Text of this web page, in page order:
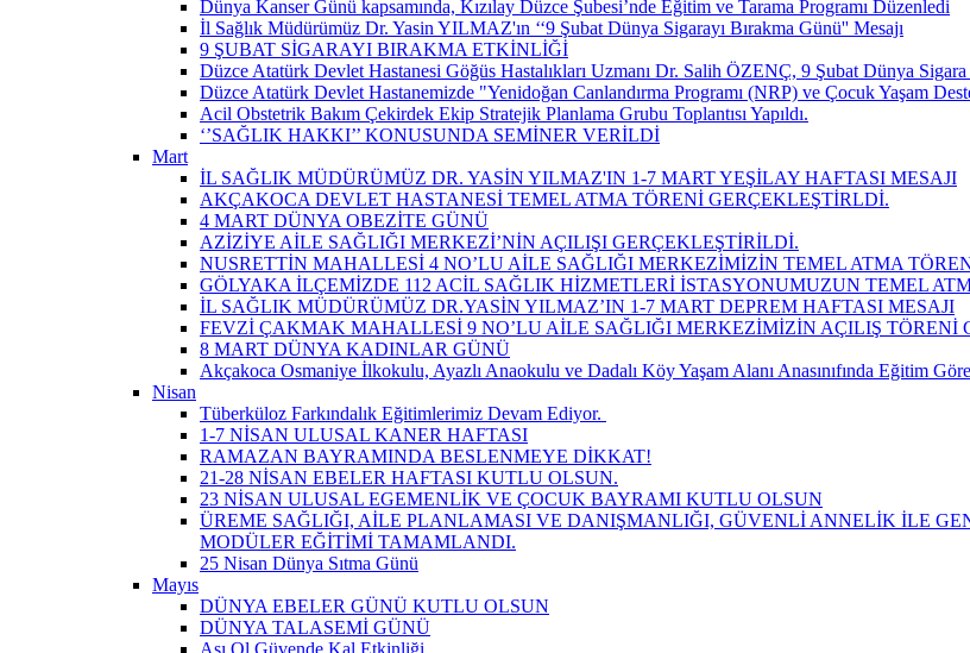
Dünya Kanser Günü kapsamında, Kızılay Düzce Şubesi’nde Eğitim ve Tarama Programı Düzenledi
İl Sağlık Müdürümüz Dr. Yasin YILMAZ'ın ‘‘9 Şubat Dünya Sigarayı Bırakma Günü'' Mesajı
9 ŞUBAT SİGARAYI BIRAKMA ETKİNLİĞİ
Düzce Atatürk Devlet Hastanesi Göğüs Hastalıkları Uzmanı Dr. Salih ÖZENÇ, 9 Şubat Dünya
Düzce Atatürk Devlet Hastanemizde "Yenidoğan Canlandırma Programı (NRP) ve Çocuk Yaşam
Acil Obstetrik Bakım Çekirdek Ekip Stratejik Planlama Grubu Toplantısı Yapıldı.
‘’SAĞLIK HAKKI’’ KONUSUNDA SEMİNER VERİLDİ
Mart
İL SAĞLIK MÜDÜRÜMÜZ DR. YASİN YILMAZ'IN 1-7 MART YEŞİLAY HAFTASI MESAJI
AKÇAKOCA DEVLET HASTANESİ TEMEL ATMA TÖRENİ GERÇEKLEŞTİRLDİ.
4 MART DÜNYA OBEZİTE GÜNÜ
AZİZİYE AİLE SAĞLIĞI MERKEZİ’NİN AÇILIŞI GERÇEKLEŞTİRİLDİ.
NUSRETTİN MAHALLESİ 4 NO’LU AİLE SAĞLIĞI MERKEZİMİZİN TEMEL ATMA
GÖLYAKA İLÇEMİZDE 112 ACİL SAĞLIK HİZMETLERİ İSTASYONUMUZUN TEMEL
İL SAĞLIK MÜDÜRÜMÜZ DR.YASİN YILMAZ’IN 1-7 MART DEPREM HAFTASI MESAJI
FEVZİ ÇAKMAK MAHALLESİ 9 NO’LU AİLE SAĞLIĞI MERKEZİMİZİN AÇILIŞ TÖRENİ
8 MART DÜNYA KADINLAR GÜNÜ
Akçakoca Osmaniye İlkokulu, Ayazlı Anaokulu ve Dadalı Köy Yaşam Alanı Anasınıfında Eğitim
Nisan
Tüberküloz Farkındalık Eğitimlerimiz Devam Ediyor. ​
1-7 NİSAN ULUSAL KANER HAFTASI
RAMAZAN BAYRAMINDA BESLENMEYE DİKKAT!
21-28 NİSAN EBELER HAFTASI KUTLU OLSUN.
23 NİSAN ULUSAL EGEMENLİK VE ÇOCUK BAYRAMI KUTLU OLSUN
ÜREME SAĞLIĞI, AİLE PLANLAMASI VE DANIŞMANLIĞI, GÜVENLİ ANNELİK İLE
MODÜLER EĞİTİMİ TAMAMLANDI.
25 Nisan Dünya Sıtma Günü
Mayıs
DÜNYA EBELER GÜNÜ KUTLU OLSUN
DÜNYA TALASEMİ GÜNÜ
Aşı Ol Güvende Kal Etkinliği ​